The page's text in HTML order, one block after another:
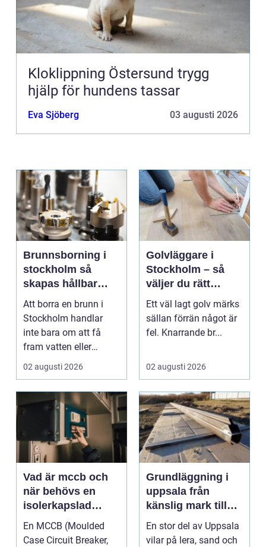
Kloklippning Östersund trygg
hjälp för hundens tassar
Eva Sjöberg 03 augusti 2026
Brunnsborning i
stockholm så
skapas hållbar
tillgång till vatten
och energi
Att borra en brunn i
Stockholm handlar
inte bara om att få
fram vatten eller
värme. Det är också
02 augusti 2026
Golvläggare i
Stockholm – så
väljer du rätt
hantverkare för
hållbara golv
Ett väl lagt golv märks
sällan förrän något är
fel. Knarrande br...
02 augusti 2026
Vad är mccb och
när behövs en
isolerkapslad
effektbrytare?
En MCCB (Moulded
Case Circuit Breaker,
Grundläggning i
uppsala från
känslig mark till
stabila
konstruktioner
En stor del av Uppsala
vilar på lera, sand och